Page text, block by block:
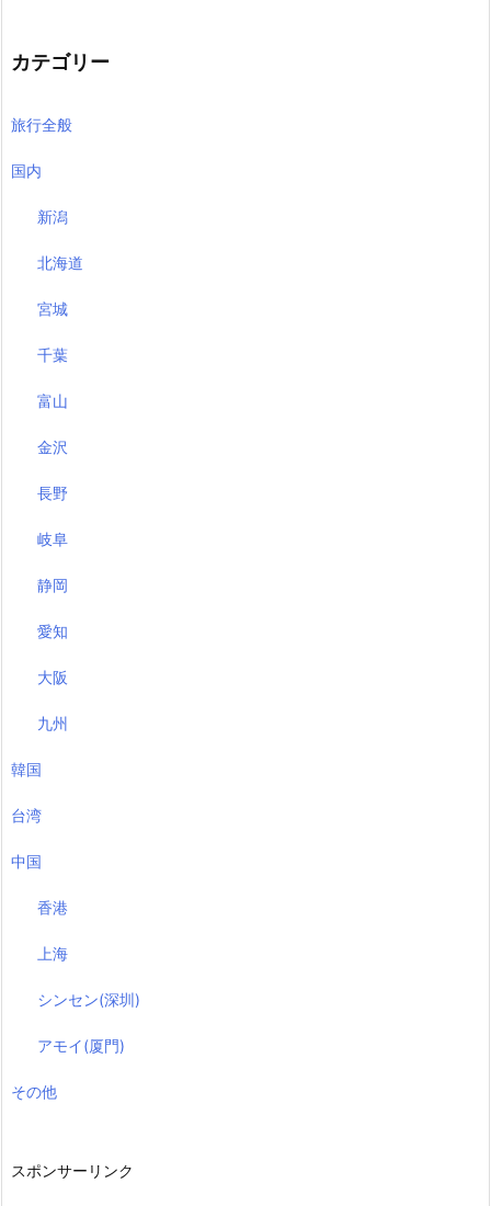
カテゴリー
旅行全般
国内
新潟
北海道
宮城
千葉
富山
金沢
長野
岐阜
静岡
愛知
大阪
九州
韓国
台湾
中国
香港
上海
シンセン(深圳)
アモイ(厦門)
その他
スポンサーリンク